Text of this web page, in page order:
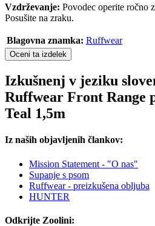
Vzdrževanje: Povodec operite ročno
Posušite na zraku.
Blagovna znamka: Ruffwear
Oceni ta izdelek
Izkušnenj v jeziku
Ruffwear Front Range
Teal 1,5m
Iz naših objavljenih člankov:
Mission Statement - "O nas"
Supanje s psom
Ruffwear - preizkušena obljuba
HUNTER
Odkrijte Zoolini: